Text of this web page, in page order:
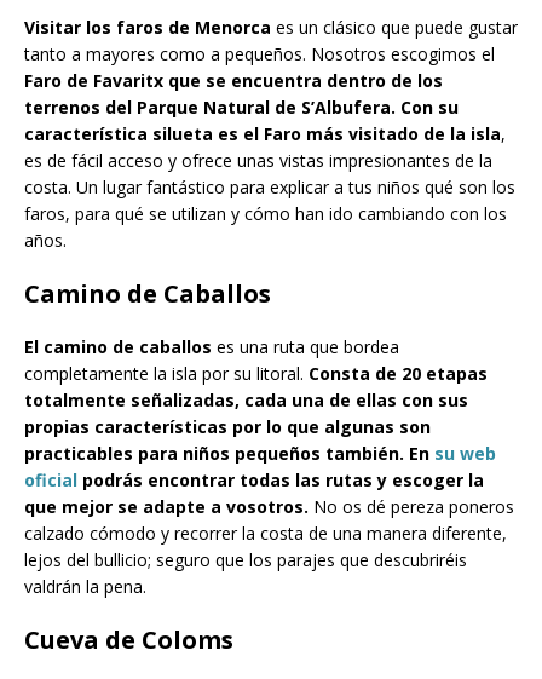
Visitar los faros de Menorca es un clásico que puede gustar
tanto a mayores como a pequeños. Nosotros escogimos el
Faro de Favaritx que se encuentra dentro de los
terrenos del Parque Natural de S’Albufera. Con su
característica silueta es el Faro más visitado de la isla,
es de fácil acceso y ofrece unas vistas impresionantes de la
costa. Un lugar fantástico para explicar a tus niños qué son los
faros, para qué se utilizan y cómo han ido cambiando con los
años.
Camino de Caballos
El camino de caballos es una ruta que bordea
completamente la isla por su litoral. Consta de 20 etapas
totalmente señalizadas, cada una de ellas con sus
propias características por lo que algunas son
practicables para niños pequeños también. En su web
oficial podrás encontrar todas las rutas y escoger la
que mejor se adapte a vosotros. No os dé pereza poneros
calzado cómodo y recorrer la costa de una manera diferente,
lejos del bullicio; seguro que los parajes que descubriréis
valdrán la pena.
Cueva de Coloms